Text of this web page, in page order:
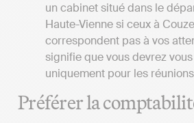
un cabinet situé dans le
Haute-Vienne si ceux à
correspondent pas à vos
signifie que vous devrez
uniquement pour les
Préférer la